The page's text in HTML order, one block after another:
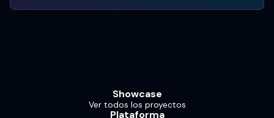
Showcase
Ver todos los proyectos
Plataforma